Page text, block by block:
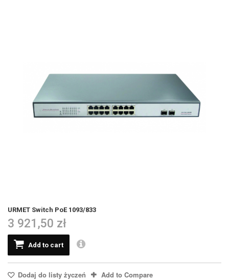
URMET Switch PoE 1093/833
3 921,50 zł
Add to cart
Dodaj do listy życzeń Add to Compare